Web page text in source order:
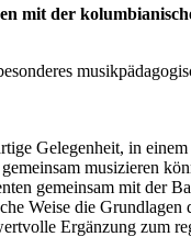
mit der
Gelegenheit, in
musizieren
gemeinsam mit der
Weise die
Ergänzung zum